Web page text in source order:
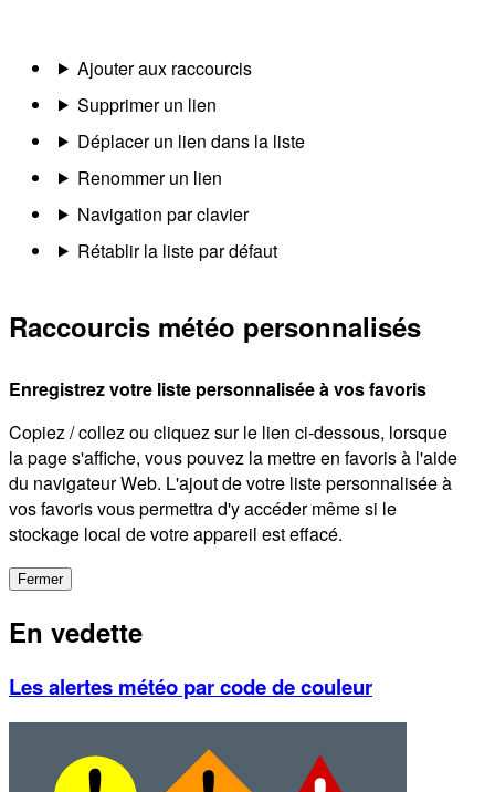
Ajouter aux raccourcis
Supprimer un lien
Déplacer un lien dans la liste
Renommer un lien
Navigation par clavier
Rétablir la liste par défaut
Raccourcis météo personnalisés
Enregistrez votre liste personnalisée à vos favoris
Copiez / collez ou cliquez sur le lien ci-dessous, lorsque
la page s'affiche, vous pouvez la mettre en favoris à l'aide
du navigateur Web. L'ajout de votre liste personnalisée à
vos favoris vous permettra d'y accéder même si le
stockage local de votre appareil est effacé.
Fermer
En vedette
Les alertes météo par code de couleur